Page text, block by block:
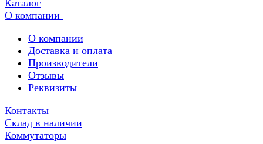
Каталог
О компании
О компании
Доставка и оплата
Производители
Отзывы
Реквизиты
Контакты
Склад в наличии
Коммутаторы